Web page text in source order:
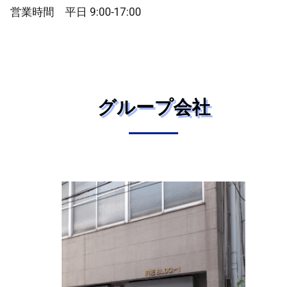
営業時間 平日 9:00-17:00
グループ会社